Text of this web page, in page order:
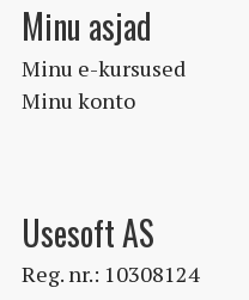
Minu asjad
Minu e-kursused
Minu konto
Usesoft AS
Reg. nr.: 10308124